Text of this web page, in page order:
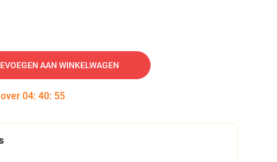
AAN WINKELWAGEN
04: 40: 54